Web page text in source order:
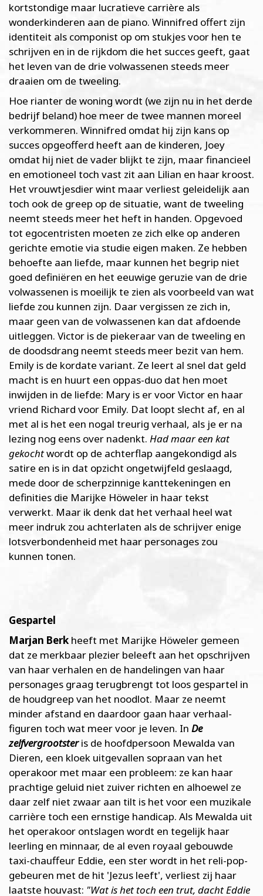
kortstondige maar lucratieve carrière als
wonderkinderen aan de piano. Winnifred offert zijn
identiteit als componist op om stukjes voor hen te
schrijven en in de rijkdom die het succes geeft, gaat
het leven van de drie volwassenen steeds meer
draaien om de tweeling.
Hoe rianter de woning wordt (we zijn nu in het derde
bedrijf beland) hoe meer de twee mannen moreel
verkommeren. Winnifred omdat hij zijn kans op
succes opgeofferd heeft aan de kinderen, Joey
omdat hij niet de vader blijkt te zijn, maar financieel
en emotioneel toch vast zit aan Lilian en haar kroost.
Het vrouwtjesdier wint maar verliest geleidelijk aan
toch ook de greep op de situatie, want de tweeling
neemt steeds meer het heft in handen. Opgevoed
tot egocentristen moeten ze zich elke op anderen
gerichte emotie via studie eigen maken. Ze hebben
behoefte aan liefde, maar kunnen het begrip niet
goed definiëren en het eeuwige geruzie van de drie
volwassenen is moeilijk te zien als voorbeeld van wat
liefde zou kunnen zijn. Daar vergissen ze zich in,
maar geen van de volwassenen kan dat afdoende
uitleggen. Victor is de piekeraar van de tweeling en
de doodsdrang neemt steeds meer bezit van hem.
Emily is de kordate variant. Ze leert al snel dat geld
macht is en huurt een oppas-duo dat hen moet
inwijden in de liefde: Mary is er voor Victor en haar
vriend Richard voor Emily. Dat loopt slecht af, en al
met al is het een nogal treurig verhaal, als je er na
lezing nog eens over nadenkt. Had maar een kat
gekochtwordt op de achterflap aangekondigd als
satire en is in dat opzicht ongetwijfeld geslaagd,
mede door de scherpzinnige kanttekeningen en
definities die Marijke Höweler in haar tekst
verwerkt. Maar ik denk dat het verhaal heel wat
meer indruk zou achterlaten als de schrijver enige
lotsverbondenheid met haar personages zou
kunnen tonen.
Gespartel
Marjan Berk heeft met Marijke Höweler gemeen
dat ze merkbaar plezier beleeft aan het opschrijven
van haar verhalen en de handelingen van haar
personages graag terugbrengt tot loos gespartel in
de houdgreep van het noodlot. Maar ze neemt
minder afstand en daardoor gaan haar verhaal-
figuren toch wat meer voor je leven. In De
zelfvergrootsteris de hoofdpersoon Mewalda van
Dieren, een kloek uitgevallen sopraan van het
operakoor met maar een probleem: ze kan haar
prachtige geluid niet zuiver richten en alhoewel ze
daar zelf niet zwaar aan tilt is het voor een muzikale
carrière toch een ernstige handicap. Als Mewalda uit
het operakoor ontslagen wordt en tegelijk haar
leerling en minnaar, de al even royaal gebouwde
taxi-chauffeur Eddie, een ster wordt in het reli-pop-
gebeuren met de hit 'Jezus leeft', verliest zij haar
laatste houvast: "Wat is het toch een trut, dacht Eddie